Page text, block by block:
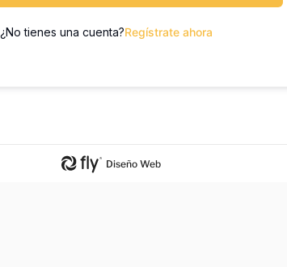
¿No tienes una cuenta?Regístrate ahora
Diseño Web